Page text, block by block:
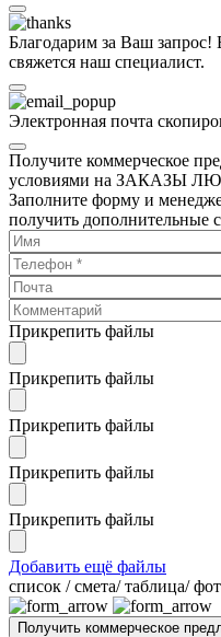
Благодарим за Ваш
свяжется наш специалист.
Электронная почта
Получите коммерческое
условиями на ЗАКАЗЫ
Заполните форму и
получить дополнительные
Прикрепить файлы
Прикрепить файлы
Прикрепить файлы
Прикрепить файлы
Прикрепить файлы
Добавить ещё файлы
cписок / смета/ таблица/